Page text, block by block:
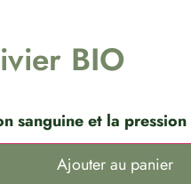
BIO
sanguine et la pression
Ajouter au panier